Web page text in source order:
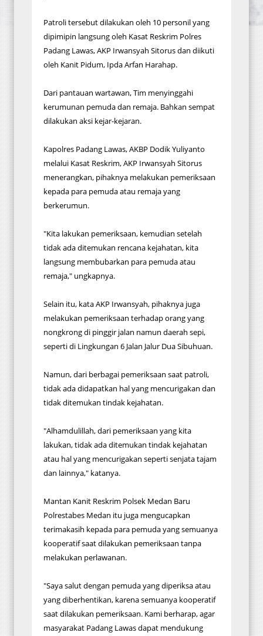
Patroli tersebut dilakukan oleh 10 personil yang
dipimipin langsung oleh Kasat Reskrim Polres
Padang Lawas, AKP Irwansyah Sitorus dan diikuti
oleh Kanit Pidum, Ipda Arfan Harahap.
Dari pantauan wartawan, Tim menyinggahi
kerumunan pemuda dan remaja. Bahkan sempat
dilakukan aksi kejar-kejaran.
Kapolres Padang Lawas, AKBP Dodik Yuliyanto
melalui Kasat Reskrim, AKP Irwansyah Sitorus
menerangkan, pihaknya melakukan pemeriksaan
kepada para pemuda atau remaja yang
berkerumun.
"Kita lakukan pemeriksaan, kemudian setelah
tidak ada ditemukan rencana kejahatan, kita
langsung membubarkan para pemuda atau
remaja," ungkapnya.
Selain itu, kata AKP Irwansyah, pihaknya juga
melakukan pemeriksaan terhadap orang yang
nongkrong di pinggir jalan namun daerah sepi,
seperti di Lingkungan 6 Jalan Jalur Dua Sibuhuan.
Namun, dari berbagai pemeriksaan saat patroli,
tidak ada didapatkan hal yang mencurigakan dan
tidak ditemukan tindak kejahatan.
"Alhamdulillah, dari pemeriksaan yang kita
lakukan, tidak ada ditemukan tindak kejahatan
atau hal yang mencurigakan seperti senjata tajam
dan lainnya," katanya.
Mantan Kanit Reskrim Polsek Medan Baru
Polrestabes Medan itu juga mengucapkan
terimakasih kepada para pemuda yang semuanya
kooperatif saat dilakukan pemeriksaan tanpa
melakukan perlawanan.
"Saya salut dengan pemuda yang diperiksa atau
yang diberhentikan, karena semuanya kooperatif
saat dilakukan pemeriksaan. Kami berharap, agar
masyarakat Padang Lawas dapat mendukung